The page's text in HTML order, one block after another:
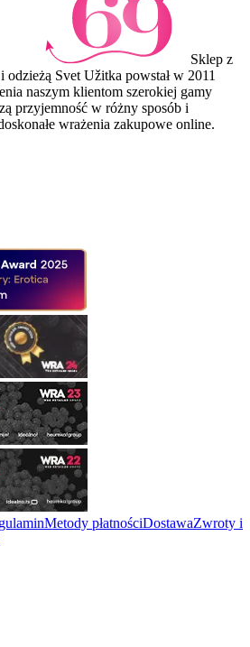
Sklep z
odzieżą Svet Užitka powstał w 2011
naszym klientom szerokiej gamy
przyjemność w różny sposób i
wrażenia zakupowe online.
Metody płatnościDostawaZwroty i